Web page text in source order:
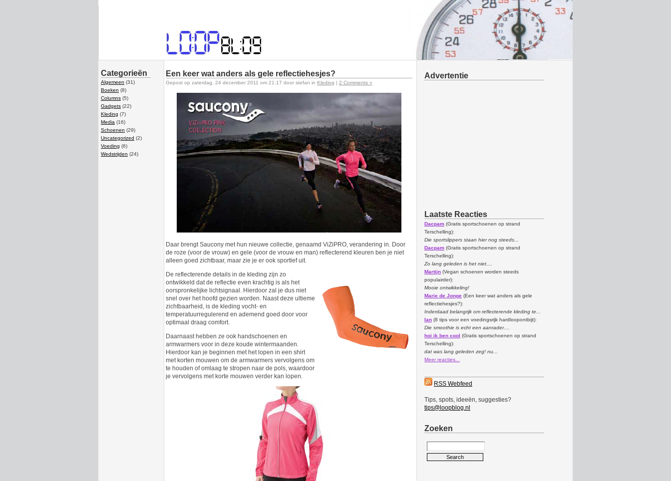
Categorieën
Algemeen (31)
Boeken (8)
Columns (5)
Gadgets (22)
Kleding (7)
Media (16)
Schoenen (29)
Uncategorized (2)
Voeding (6)
Wedstrijden (24)
Een keer wat anders als gele reflectiehesjes?
Gepost op zaterdag, 24 december 2011 om 21:17 door stefan in Kleding | 2 Comments »
Daar brengt Saucony met hun nieuwe collectie, genaamd ViZiPRO, verandering in. Door
de roze (voor de vrouw) en gele (voor de vrouw en man) reflecterend kleuren ben je niet
alleen goed zichtbaar, maar zie je er ook sportief uit.
De reflecterende details in de kleding zijn zo
ontwikkeld dat de reflectie even krachtig is als het
oorspronkelijke lichtsignaal. Hierdoor zal je dus niet
snel over het hoofd gezien worden. Naast deze ultieme
zichtbaarheid, is de kleding vocht- en
temperatuurregulerend en ademend goed door voor
optimaal draag comfort.
Daarnaast hebben ze ook handschoenen en
armwarmers voor in deze koude wintermaanden.
Hierdoor kan je beginnen met het lopen in een shirt
met korten mouwen om de armwarmers vervolgens om
te houden of omlaag te stropen naar de pols, waardoor
je vervolgens met korte mouwen verder kan lopen.
Advertentie
Laatste Reacties
Dacpam (Gratis sportschoenen op strand
Terschelling):
Die sportslippers staan hier nog steeds...
Dacpam (Gratis sportschoenen op strand
Terschelling):
Zo lang geleden is het niet....
Martijn (Vegan schoenen worden steeds
populairder):
Mooie ontwikkeling!
Marie de Jonge (Een keer wat anders als gele
reflectiehesjes?):
Inderdaad belangrijk om reflecterende kleding te...
Ian (8 tips voor een voedingsrijk hardloopontbijt):
Die smoothie is echt een aanrader....
hoi ik ben cool (Gratis sportschoenen op strand
Terschelling):
dat was lang geleden zeg! nu...
Meer reacties...
RSS Webfeed
Tips, spots, ideeën, suggesties?
tips@loopblog.nl
Zoeken